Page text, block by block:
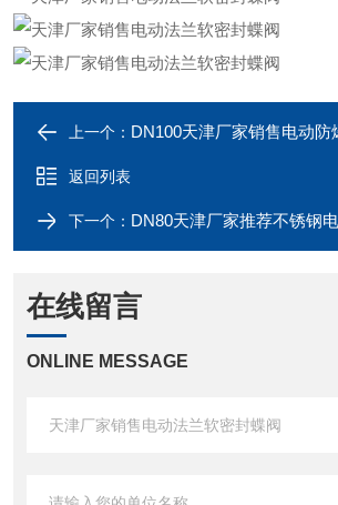
上一个： DN100天津厂家销售电动防
返回列表
下一个： DN80天津厂家推荐不锈钢
在线留言
ONLINE MESSAGE